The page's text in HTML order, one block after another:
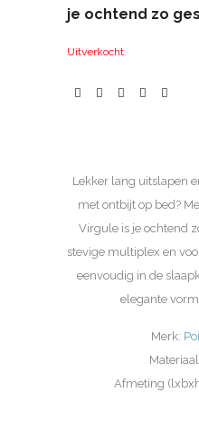
je ochtend zo
Uitverkocht
Lekker lang uitslapen
met ontbijt op bed?
Virgule is je ochtend
stevige multiplex en
eenvoudig in de
elegante
Merk:
Afmeting